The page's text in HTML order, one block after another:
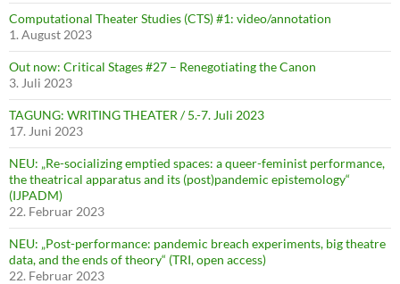
Computational Theater Studies (CTS) #1: video/annotation
1. August 2023
Out now: Critical Stages #27 – Renegotiating the Canon
3. Juli 2023
TAGUNG: WRITING THEATER / 5.-7. Juli 2023
17. Juni 2023
NEU: „Re-socializing emptied spaces: a queer-feminist performance,
the theatrical apparatus and its (post)pandemic epistemology“
(IJPADM)
22. Februar 2023
NEU: „Post-performance: pandemic breach experiments, big theatre
data, and the ends of theory“ (TRI, open access)
22. Februar 2023